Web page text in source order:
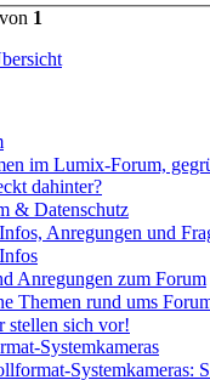
von 1
im Lumix-Forum,
dahinter?
& Datenschutz
Anregungen und
Anregungen zum Forum
Themen rund ums
sich vor!
Systemkameras
Systemkameras: